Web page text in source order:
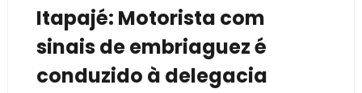
Itapajé: Motorista com
sinais de embriaguez é
conduzido à delegacia